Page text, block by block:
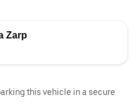
Zarp
this vehicle in a secure